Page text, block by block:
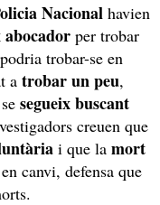
Nacional havien
per trobar
trobar-se en
atrobar un peu,
sesegueix buscant
creuen que
i que lamort
canvi, defensa que